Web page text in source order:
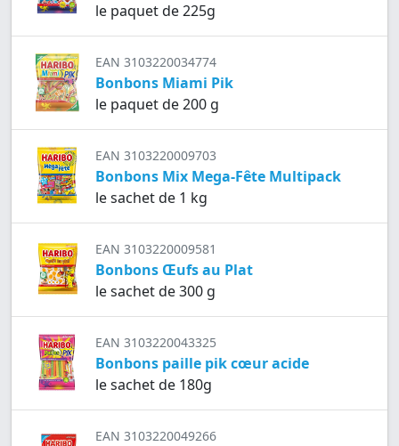
le paquet de 225g
EAN 3103220034774
Bonbons Miami Pik
le paquet de 200 g
EAN 3103220009703
Bonbons Mix Mega-Fête Multipack
le sachet de 1 kg
EAN 3103220009581
Bonbons Œufs au Plat
le sachet de 300 g
EAN 3103220043325
Bonbons paille pik cœur acide
le sachet de 180g
EAN 3103220049266